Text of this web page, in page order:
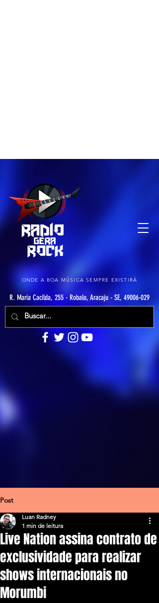
ONDE A BOA MÚSICA SEMPRE EXISTIRÁ
R. Maria Cacilda, 255 - Robalo, Aracaju - SE, 49006-029
Post
Live Nation assina contrato de
exclusividade para realizar
shows internacionais no
Morumbi
Luan Radney
1 min de leitura